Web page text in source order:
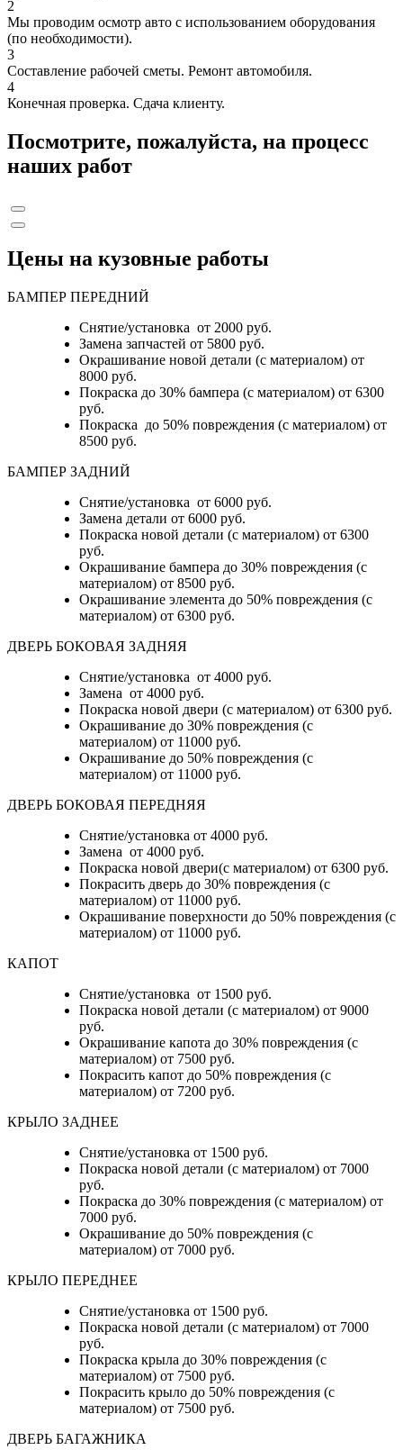
2
Мы проводим осмотр авто с использованием оборудования
(по необходимости).
3
Составление рабочей сметы. Ремонт автомобиля.
4
Конечная проверка. Сдача клиенту.
Посмотрите, пожалуйста, на процесс
наших работ
Цены на кузовные работы
БАМПЕР ПЕРЕДНИЙ
Снятие/установка от 2000 руб.
Замена запчастей от 5800 руб.
Окрашивание новой детали (с материалом) от
8000 руб.
Покраска до 30% бампера (с материалом) от 6300
руб.
Покраска до 50% повреждения (с материалом) от
8500 руб.
БАМПЕР ЗАДНИЙ
Снятие/установка от 6000 руб.
Замена детали от 6000 руб.
Покраска новой детали (с материалом) от 6300
руб.
Окрашивание бампера до 30% повреждения (с
материалом) от 8500 руб.
Окрашивание элемента до 50% повреждения (с
материалом) от 6300 руб.
ДВЕРЬ БОКОВАЯ ЗАДНЯЯ
Снятие/установка от 4000 руб.
Замена от 4000 руб.
Покраска новой двери (с материалом) от 6300 руб.
Окрашивание до 30% повреждения (с
материалом) от 11000 руб.
Окрашивание до 50% повреждения (с
материалом) от 11000 руб.
ДВЕРЬ БОКОВАЯ ПЕРЕДНЯЯ
Снятие/установка от 4000 руб.
Замена от 4000 руб.
Покраска новой двери(с материалом) от 6300 руб.
Покрасить дверь до 30% повреждения (с
материалом) от 11000 руб.
Окрашивание поверхности до 50% повреждения (с
материалом) от 11000 руб.
КАПОТ
Снятие/установка от 1500 руб.
Покраска новой детали (с материалом) от 9000
руб.
Окрашивание капота до 30% повреждения (с
материалом) от 7500 руб.
Покрасить капот до 50% повреждения (с
материалом) от 7200 руб.
КРЫЛО ЗАДНЕЕ
Снятие/установка от 1500 руб.
Покраска новой детали (с материалом) от 7000
руб.
Покраска до 30% повреждения (с материалом) от
7000 руб.
Окрашивание до 50% повреждения (с
материалом) от 7000 руб.
КРЫЛО ПЕРЕДНЕЕ
Снятие/установка от 1500 руб.
Покраска новой детали (с материалом) от 7000
руб.
Покраска крыла до 30% повреждения (с
материалом) от 7500 руб.
Покрасить крыло до 50% повреждения (с
материалом) от 7500 руб.
ДВЕРЬ БАГАЖНИКА